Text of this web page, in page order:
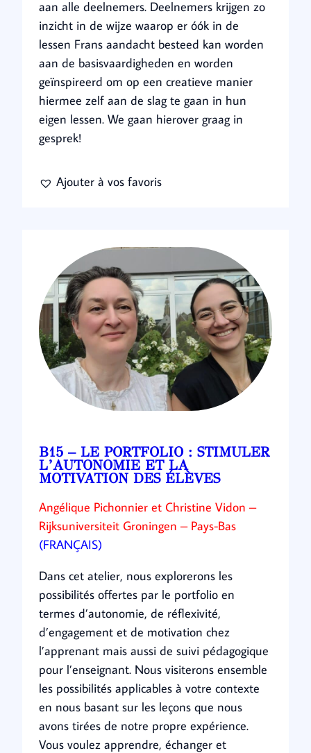
aan alle deelnemers. Deelnemers krijgen zo
inzicht in de wijze waarop er óók in de
lessen Frans aandacht besteed kan worden
aan de basisvaardigheden en worden
geïnspireerd om op een creatieve manier
hiermee zelf aan de slag te gaan in hun
eigen lessen. We gaan hierover graag in
gesprek!
Ajouter à vos favoris
B15 – LE PORTFOLIO : STIMULER
L’AUTONOMIE ET LA
MOTIVATION DES ÉLÈVES
Angélique Pichonnier et Christine Vidon –
Rijksuniversiteit Groningen – Pays-Bas
(FRANÇAIS)
Dans cet atelier, nous explorerons les
possibilités offertes par le portfolio en
termes d’autonomie, de réflexivité,
d’engagement et de motivation chez
l’apprenant mais aussi de suivi pédagogique
pour l’enseignant. Nous visiterons ensemble
les possibilités applicables à votre contexte
en nous basant sur les leçons que nous
avons tirées de notre propre expérience.
Vous voulez apprendre, échanger et